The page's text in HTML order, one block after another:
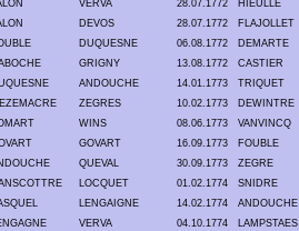
VERVA 28.07.1772 HIEULLE
DEVOS 28.07.1772 FLAJOLLET
DUQUESNE 06.08.1772 DEMARTE
GRIGNY 13.08.1772 CASTIER
ANDOUCHE 14.01.1773 TRIQUET
ZEGRES 10.02.1773 DEWINTRE
WINS 08.06.1773 VANVINCQ
GOVART 16.09.1773 FOUBLE
QUEVAL 30.09.1773 ZEGRE
LOCQUET 01.02.1774 SNIDRE
LENGAIGNE 14.02.1774 ANDOUCHE
VERVA 04.10.1774 LAMPSTAES